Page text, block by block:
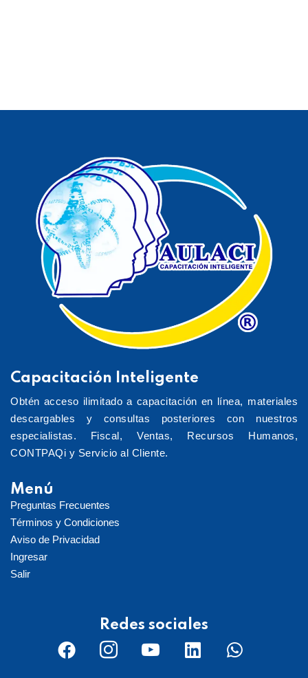
Capacitación Inteligente
Obtén acceso ilimitado a capacitación en línea, materiales
descargables y consultas posteriores con nuestros
especialistas. Fiscal, Ventas, Recursos Humanos,
CONTPAQi y Servicio al Cliente.
Menú
Preguntas Frecuentes
Términos y Condiciones
Aviso de Privacidad
Ingresar
Salir
Redes sociales